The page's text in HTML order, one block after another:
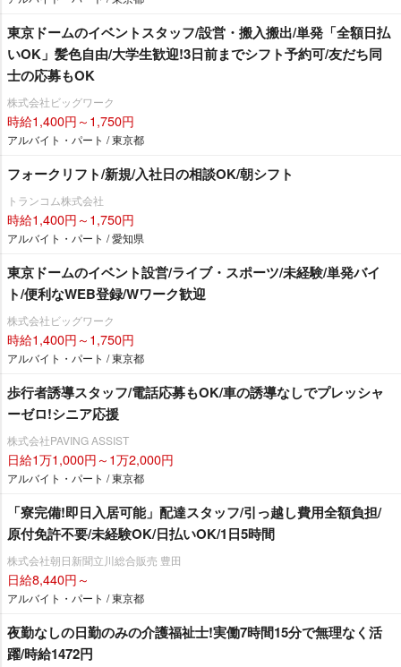
東京ドームのイベントスタッフ/設営・搬入搬出/単発「全額日払
いOK」髪色自由/大学生歓迎!3日前までシフト予約可/友だち同
士の応募もOK
株式会社ビッグワーク
時給1,400円～1,750円
アルバイト・パート / 東京都
フォークリフト/新規/入社日の相談OK/朝シフト
トランコム株式会社
時給1,400円～1,750円
アルバイト・パート / 愛知県
東京ドームのイベント設営/ライブ・スポーツ/未経験/単発バイ
ト/便利なWEB登録/Wワーク歓迎
株式会社ビッグワーク
時給1,400円～1,750円
アルバイト・パート / 東京都
歩行者誘導スタッフ/電話応募もOK/車の誘導なしでプレッシャ
ーゼロ!シニア応援
株式会社PAVING ASSIST
日給1万1,000円～1万2,000円
アルバイト・パート / 東京都
「寮完備!即日入居可能」配達スタッフ/引っ越し費用全額負担/
原付免許不要/未経験OK/日払いOK/1日5時間
株式会社朝日新聞立川総合販売 豊田
日給8,440円～
アルバイト・パート / 東京都
夜勤なしの日勤のみの介護福祉士!実働7時間15分で無理なく活
躍/時給1472円